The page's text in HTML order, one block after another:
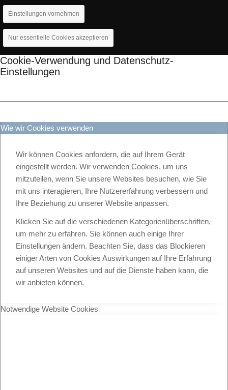
Einstellungen vornehmen
Nur essentielle Cookies akzeptieren
Cookie-Verwendung und Datenschutz-
Einstellungen
Wie wir Cookies verwenden
Wir können Cookies anfordern, die auf Ihrem Gerät
eingestellt werden. Wir verwenden Cookies, um uns
mitzuteilen, wenn Sie unsere Websites besuchen, wie Sie
mit uns interagieren, Ihre Nutzererfahrung verbessern und
Ihre Beziehung zu unserer Website anpassen.
Klicken Sie auf die verschiedenen Kategorienüberschriften,
um mehr zu erfahren. Sie können auch einige Ihrer
Einstellungen ändern. Beachten Sie, dass das Blockieren
einiger Arten von Cookies Auswirkungen auf Ihre Erfahrung
auf unseren Websites und auf die Dienste haben kann, die
wir anbieten können.
Notwendige Website Cookies